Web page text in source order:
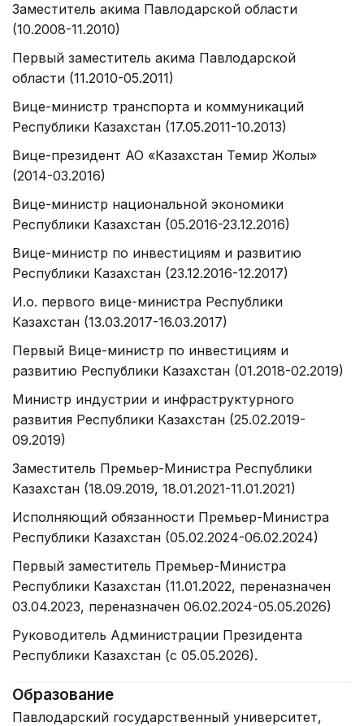
Заместитель акима Павлодарской области
(10.2008-11.2010)
Первый заместитель акима Павлодарской
области (11.2010-05.2011)
Вице-министр транспорта и коммуникаций
Республики Казахстан (17.05.2011-10.2013)
Вице-президент АО «Казахстан Темир Жолы»
(2014-03.2016)
Вице-министр национальной экономики
Республики Казахстан (05.2016-23.12.2016)
Вице-министр по инвестициям и развитию
Республики Казахстан (23.12.2016-12.2017)
И.о. первого вице-министра Республики
Казахстан (13.03.2017-16.03.2017)
Первый Вице-министр по инвестициям и
развитию Республики Казахстан (01.2018-02.2019)
Министр индустрии и инфраструктурного
развития Республики Казахстан (25.02.2019-
09.2019)
Заместитель Премьер-Министра Республики
Казахстан (18.09.2019, 18.01.2021-11.01.2021)
Исполняющий обязанности Премьер-Министра
Республики Казахстан (05.02.2024-06.02.2024)
Первый заместитель Премьер-Министра
Республики Казахстан (11.01.2022, переназначен
03.04.2023, переназначен 06.02.2024-05.05.2026)
Руководитель Администрации Президента
Республики Казахстан (с 05.05.2026).
Образование
Павлодарский государственный университет,